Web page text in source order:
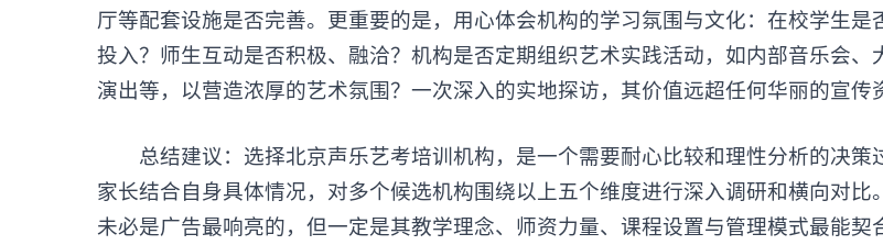
厅等配套设施是否完善。更重要的是，用心体会机构的学习氛围与文化：在校学生是
投入？师生互动是否积极、融洽？机构是否定期组织艺术实践活动，如内部音乐会、
演出等，以营造浓厚的艺术氛围？一次深入的实地探访，其价值远超任何华丽的宣传
总结建议：选择北京声乐艺考培训机构，是一个需要耐心比较和理性分析的决策
家长结合自身具体情况，对多个候选机构围绕以上五个维度进行深入调研和横向对比
未必是广告最响亮的，但一定是其教学理念、师资力量、课程设置与管理模式最能契